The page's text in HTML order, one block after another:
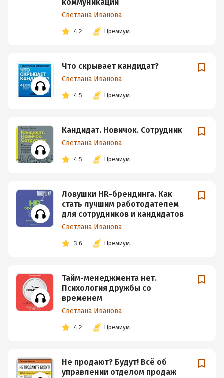
коммуникации
Светлана Иванова
4.2 Премиум
Что скрывает кандидат?
Светлана Иванова
4.5 Премиум
Кандидат. Новичок. Сотрудник
Светлана Иванова
4.5 Премиум
Ловушки HR-брендинга. Как
стать лучшим работодателем
для сотрудников и кандидатов
Светлана Иванова
3.6 Премиум
Тайм-менеджмента нет.
Психология дружбы со
временем
Светлана Иванова
4.2 Премиум
Не продают? Будут! Всё об
управлении отделом продаж